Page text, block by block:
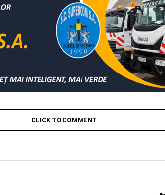
CLICK TO COMMENT